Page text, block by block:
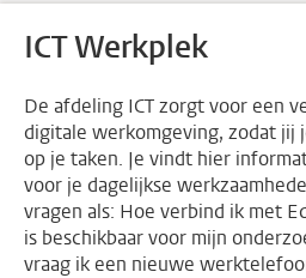
ICT Werkplek
De afdeling ICT zorgt voor een
digitale werkomgeving, zodat jij
op je taken. Je vindt hier
voor je dagelijkse
vragen als: Hoe verbind ik met
is beschikbaar voor mijn
vraag ik een nieuwe